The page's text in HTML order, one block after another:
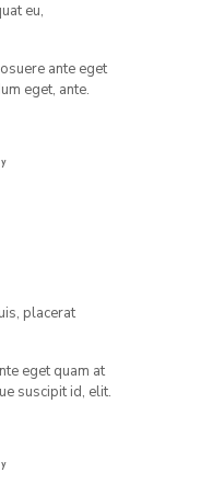
eu,
ante eget
eget, ante.
placerat
eget quam at
suscipit id, elit.